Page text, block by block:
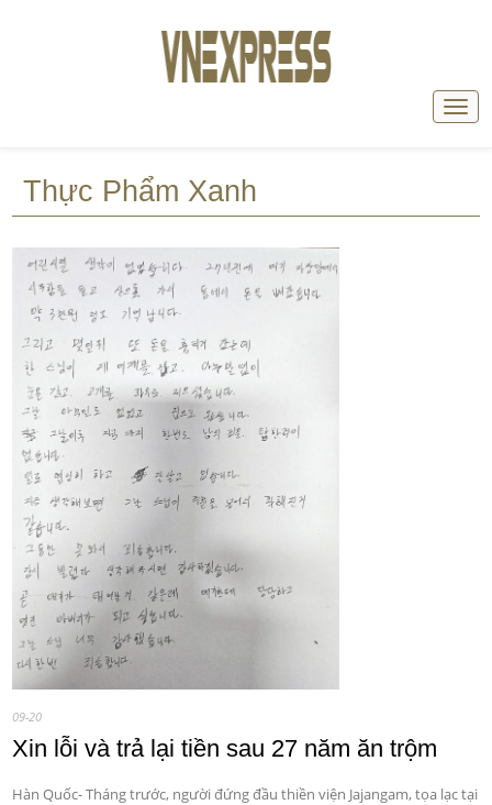
Thực Phẩm Xanh
09-20
Xin lỗi và trả lại tiền sau 27 năm ăn trộm
Hàn Quốc- Tháng trước, người đứng đầu thiền viện Jajangam, tọa lạc tại